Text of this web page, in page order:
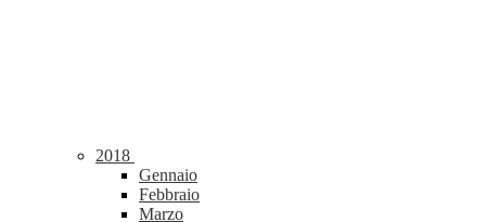
2018
Gennaio
Febbraio
Marzo